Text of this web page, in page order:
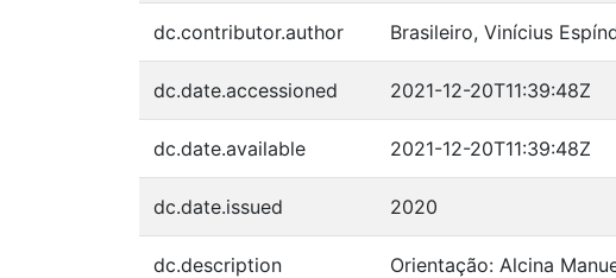
dc.contributor.author Brasileiro, Vinícius
dc.date.accessioned 2021-12-20T11:39:48Z
dc.date.available 2021-12-20T11:39:48Z
dc.date.issued 2020
dc.description Orientação: Alcina